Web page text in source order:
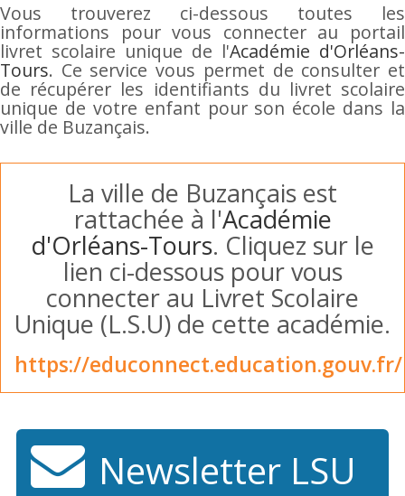
Vous trouverez ci-dessous toutes les
informations pour vous connecter au portail
livret scolaire unique de l'Académie d'Orléans-
Tours. Ce service vous permet de consulter et
de récupérer les identifiants du livret scolaire
unique de votre enfant pour son école dans la
ville de Buzançais.
La ville de Buzançais est
rattachée à l'Académie
d'Orléans-Tours. Cliquez sur le
lien ci-dessous pour vous
connecter au Livret Scolaire
Unique (L.S.U) de cette académie.
https://educonnect.education.gouv.fr/
Newsletter LSU